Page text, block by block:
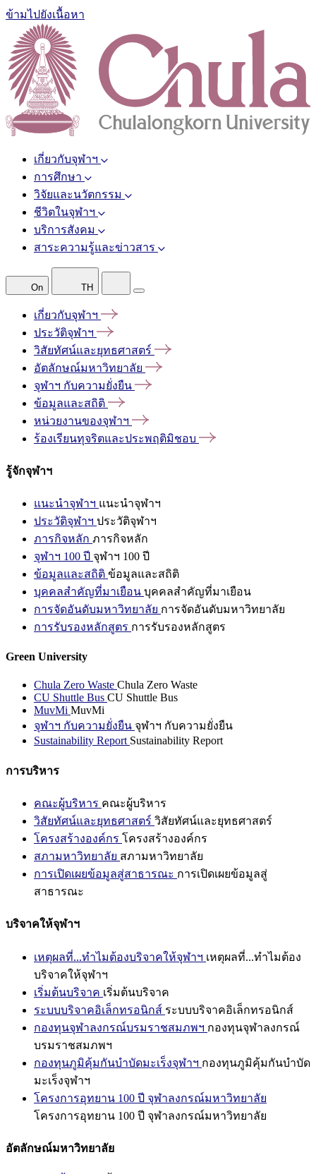
ข้ามไปยังเนื้อหา
เกี่ยวกับจุฬาฯ
การศึกษา
วิจัยและนวัตกรรม
ชีวิตในจุฬาฯ
บริการสังคม
สาระความรู้และข่าวสาร
On TH
เกี่ยวกับจุฬาฯ
ประวัติจุฬาฯ
วิสัยทัศน์และยุทธศาสตร์
อัตลักษณ์มหาวิทยาลัย
จุฬาฯ กับความยั่งยืน
ข้อมูลและสถิติ
หน่วยงานของจุฬาฯ
ร้องเรียนทุจริตและประพฤติมิชอบ
รู้จักจุฬาฯ
แนะนำจุฬาฯ แนะนำจุฬาฯ
ประวัติจุฬาฯ ประวัติจุฬาฯ
ภารกิจหลัก ภารกิจหลัก
จุฬาฯ 100 ปี จุฬาฯ 100 ปี
ข้อมูลและสถิติ ข้อมูลและสถิติ
บุคคลสำคัญที่มาเยือน บุคคลสำคัญที่มาเยือน
การจัดอันดับมหาวิทยาลัย การจัดอันดับมหาวิทยาลัย
การรับรองหลักสูตร การรับรองหลักสูตร
Green University
Chula Zero Waste Chula Zero Waste
CU Shuttle Bus CU Shuttle Bus
MuvMi MuvMi
จุฬาฯ กับความยั่งยืน จุฬาฯ กับความยั่งยืน
Sustainability Report Sustainability Report
การบริหาร
คณะผู้บริหาร คณะผู้บริหาร
วิสัยทัศน์และยุทธศาสตร์ วิสัยทัศน์และยุทธศาสตร์
โครงสร้างองค์กร โครงสร้างองค์กร
สภามหาวิทยาลัย สภามหาวิทยาลัย
การเปิดเผยข้อมูลสู่สาธารณะ การเปิดเผยข้อมูลสู่
สาธารณะ
บริจาคให้จุฬาฯ
เหตุผลที่...ทำไมต้องบริจาคให้จุฬาฯ เหตุผลที่...ทำไมต้อง
บริจาคให้จุฬาฯ
เริ่มต้นบริจาค เริ่มต้นบริจาค
ระบบบริจาคอิเล็กทรอนิกส์ ระบบบริจาคอิเล็กทรอนิกส์
กองทุนจุฬาลงกรณ์บรมราชสมภพฯ กองทุนจุฬาลงกรณ์
บรมราชสมภพฯ
กองทุนภูมิคุ้มกันบำบัดมะเร็งจุฬาฯ กองทุนภูมิคุ้มกันบำบัด
มะเร็งจุฬาฯ
โครงการอุทยาน 100 ปี จุฬาลงกรณ์มหาวิทยาลัย
โครงการอุทยาน 100 ปี จุฬาลงกรณ์มหาวิทยาลัย
อัตลักษณ์มหาวิทยาลัย